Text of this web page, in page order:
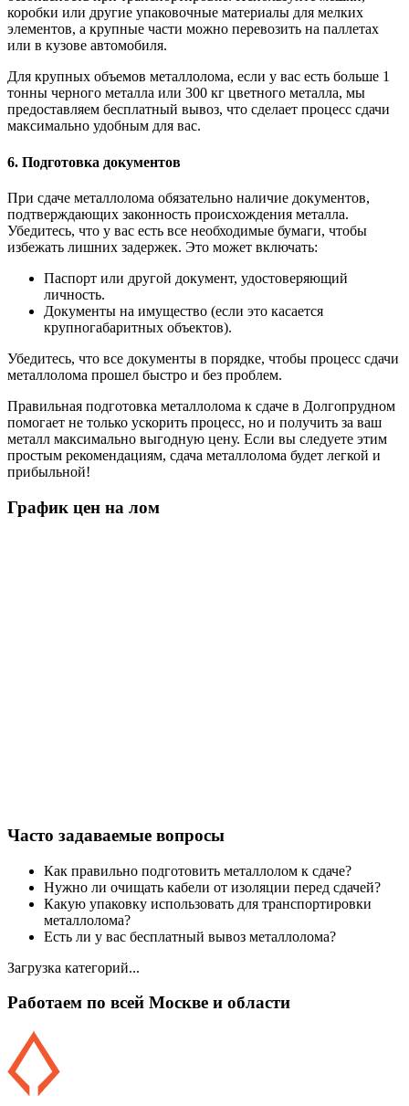
коробки или другие упаковочные материалы для мелких
элементов, а крупные части можно перевозить на паллетах
или в кузове автомобиля.
Для крупных объемов металлолома, если у вас есть больше 1
тонны черного металла или 300 кг цветного металла, мы
предоставляем бесплатный вывоз, что сделает процесс сдачи
максимально удобным для вас.
6. Подготовка документов
При сдаче металлолома обязательно наличие документов,
подтверждающих законность происхождения металла.
Убедитесь, что у вас есть все необходимые бумаги, чтобы
избежать лишних задержек. Это может включать:
Паспорт или другой документ, удостоверяющий
личность.
Документы на имущество (если это касается
крупногабаритных объектов).
Убедитесь, что все документы в порядке, чтобы процесс сдачи
металлолома прошел быстро и без проблем.
Правильная подготовка металлолома к сдаче в Долгопрудном
помогает не только ускорить процесс, но и получить за ваш
металл максимально выгодную цену. Если вы следуете этим
простым рекомендациям, сдача металлолома будет легкой и
прибыльной!
График цен на лом
Часто задаваемые вопросы
Как правильно подготовить металлолом к сдаче?
Нужно ли очищать кабели от изоляции перед сдачей?
Какую упаковку использовать для транспортировки
металлолома?
Есть ли у вас бесплатный вывоз металлолома?
Загрузка категорий...
Работаем по всей Москве и области